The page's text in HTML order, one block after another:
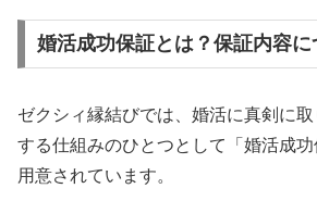
婚活成功保証とは？保証内容に
ゼクシィ縁結びでは、婚活に真剣に
する仕組みのひとつとして「婚活成
用意されています。